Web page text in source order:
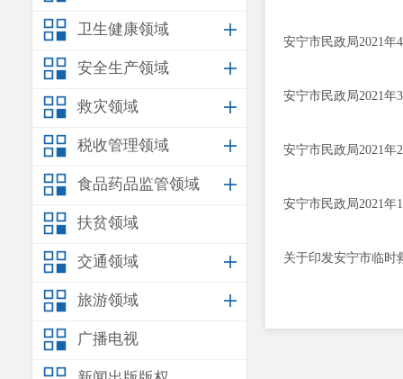
卫生健康领域
安全生产领域
救灾领域
税收管理领域
食品药品监管领域
扶贫领域
交通领域
旅游领域
广播电视
安宁市民政局2021年
安宁市民政局2021年
安宁市民政局2021年
安宁市民政局2021年
关于印发安宁市临时